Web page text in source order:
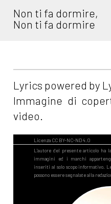
Non ti fa dormire,
Non ti fa dormire
Lyrics powered by
Immagine di
video.